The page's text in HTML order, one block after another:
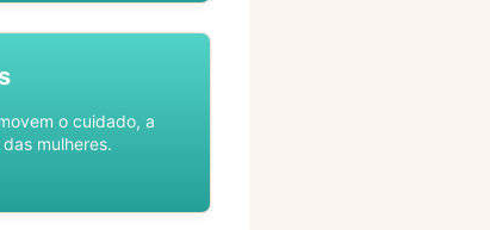
o cuidado, a
mulheres.